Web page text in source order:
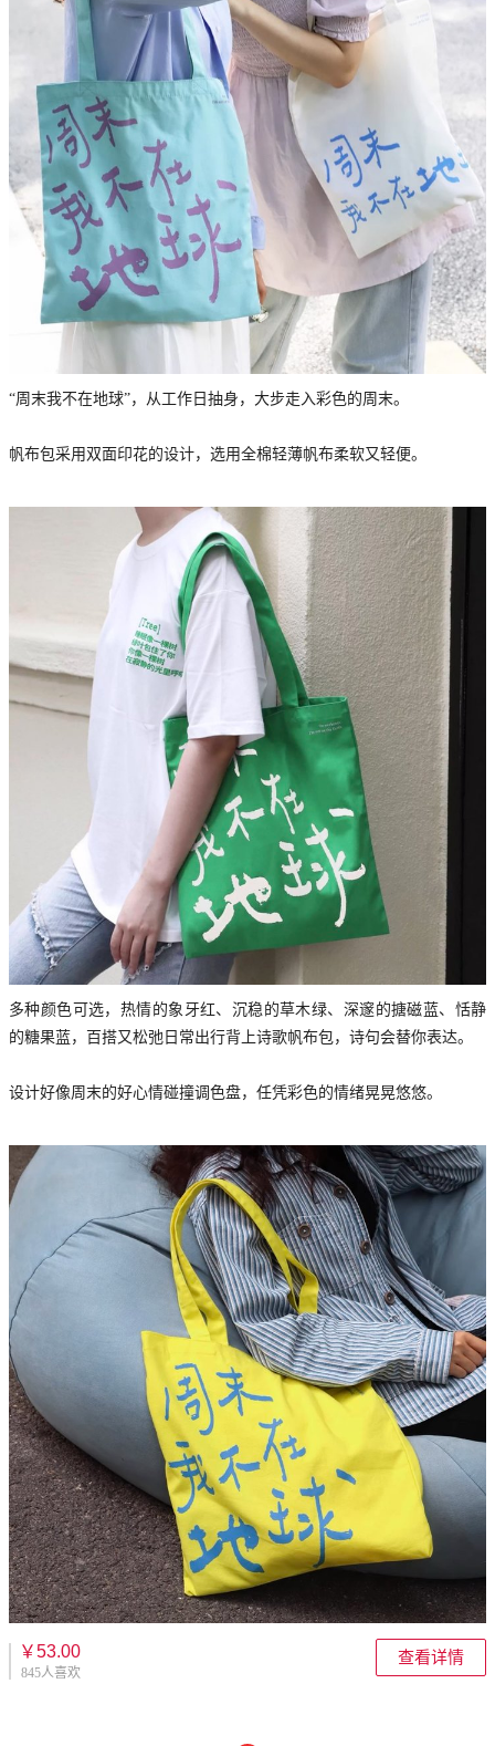
“周末我不在地球”，从工作日抽身，大步走入彩色的周末。
帆布包采用双面印花的设计，选用全棉轻薄帆布柔软又轻便。
多种颜色可选，热情的象牙红、沉稳的草木绿、深邃的搪磁蓝、恬静
的糖果蓝，百搭又松弛日常出行背上诗歌帆布包，诗句会替你表达。
设计好像周末的好心情碰撞调色盘，任凭彩色的情绪晃晃悠悠。
￥53.00
845人喜欢
查看详情